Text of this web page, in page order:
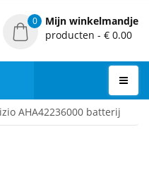
0
Mijn winkelmandje
producten - € 0.00
AHA42236000 batterij